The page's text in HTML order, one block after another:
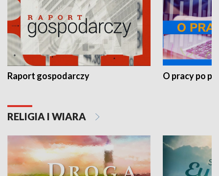
Raport gospodarczy O pracy po
RELIGIA I WIARA